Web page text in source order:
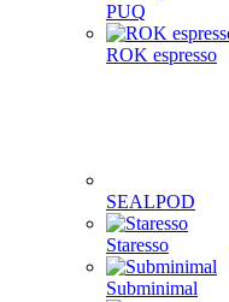
PUQ
ROK espresso
SEALPOD
Staresso
Subminimal